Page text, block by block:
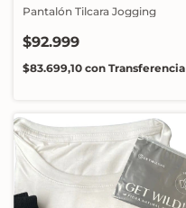
Pantalón Tilcara Jogging
$92.999
$83.699,10 con Transferencia